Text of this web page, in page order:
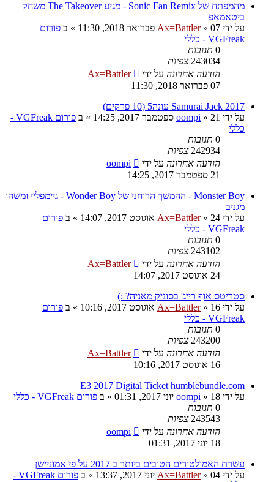
מהמפתח של Sonic Fan Remix - מגיע The Takeover משחק
ביטאמאפ
על ידי
Ax=Battler» 07 פברואר 2018, 11:30 » ב פורום
VGFreak - כללי
0 תגובות
243034 צפיות
הודעה אחרונה על ידי
Ax=Battler
07 פברואר 2018, 11:30
Samurai Jack 2017 עונה5 (10 פרקים)
על ידי
oompi » 21 ספטמבר 2017, 14:25 » ב
פורום VGFreak -
כללי
0 תגובות
242934 צפיות
הודעה אחרונה על ידי
oompi
21 ספטמבר 2017, 14:25
Monster Boy - ההמשך הרוחני של Wonder Boy - גיימפליי ומשהו
מגניב
על ידי
Ax=Battler» 24 אוגוסט 2017, 14:07 » ב פורום
VGFreak - כללי
0 תגובות
243102 צפיות
הודעה אחרונה על ידי
Ax=Battler
24 אוגוסט 2017, 14:07
סטריטס אוף רייג' בסוניק מאניה? :)
על ידי
Ax=Battler» 16 אוגוסט 2017, 10:16 » ב פורום
VGFreak - כללי
0 תגובות
243200 צפיות
הודעה אחרונה על ידי
Ax=Battler
16 אוגוסט 2017, 10:16
E3 2017 Digital Ticket humblebundle.com
על ידי
oompi » 18 יוני 2017, 01:31 » ב פורום VGFreak - כללי
0 תגובות
243543 צפיות
הודעה אחרונה על ידי
oompi
18 יוני 2017, 01:31
עשרת האמולטורים הטובים ביותר ב 2017 על פי אמוניישן
על ידי
Ax=Battler» 04 יוני 2017, 13:37 » ב
פורום VGFreak -